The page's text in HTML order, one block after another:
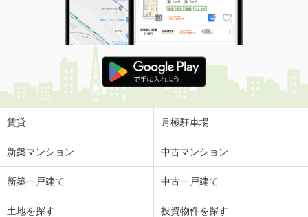
賃貸 月極駐車場
新築マンション 中古マンション
新築一戸建て 中古一戸建て
土地を探す 投資物件を探す